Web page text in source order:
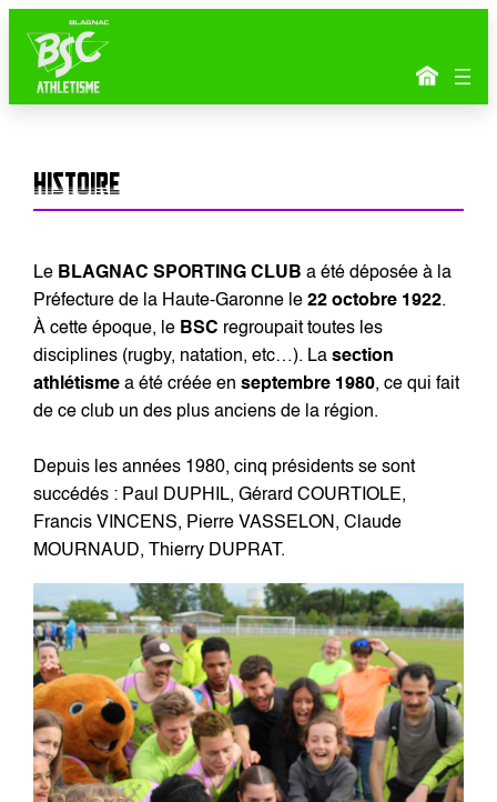
contenu
histoire
Le BLAGNAC SPORTING CLUB a été déposée à la
Préfecture de la Haute-Garonne le22 octobre 1922.
À cette époque, le BSC regroupait toutes les
disciplines (rugby, natation, etc…). Lasection
athlétisme a été créée enseptembre 1980, ce qui fait
de ce club un des plus anciens de la région.
Depuis les années 1980, cinq présidents se sont
succédés : Paul DUPHIL, Gérard COURTIOLE,
Francis VINCENS, Pierre VASSELON, Claude
MOURNAUD, Thierry DUPRAT.